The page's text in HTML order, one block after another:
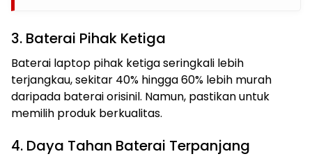
3. Baterai Pihak Ketiga
Baterai laptop pihak ketiga seringkali lebih
terjangkau, sekitar 40% hingga 60% lebih murah
daripada baterai orisinil. Namun, pastikan untuk
memilih produk berkualitas.
4. Daya Tahan Baterai Terpanjang